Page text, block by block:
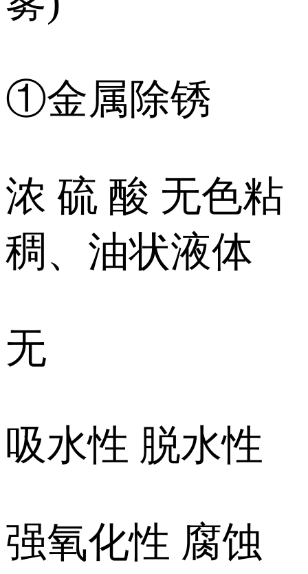
①金属除锈
浓 硫 酸 无色粘
稠、油状液体
无
吸水性 脱水性
强氧化性 腐蚀